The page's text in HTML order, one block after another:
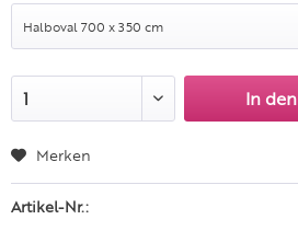
In den
Merken
Artikel-Nr.: